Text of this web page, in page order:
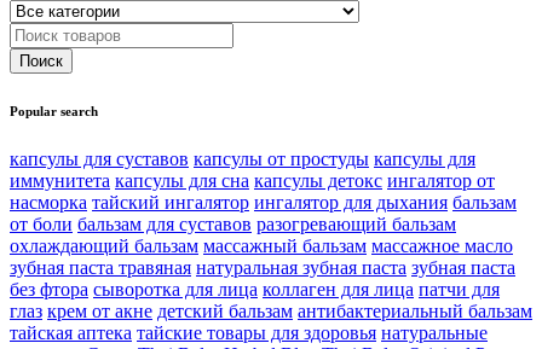
Popular search
капсулы для суставов капсулы от простуды капсулы для
иммунитета капсулы для сна капсулы детокс ингалятор от
насморка тайский ингалятор ингалятор для дыхания бальзам
от боли бальзам для суставов разогревающий бальзам
охлаждающий бальзам массажный бальзам массажное масло
зубная паста травяная натуральная зубная паста зубная паста
без фтора сыворотка для лица коллаген для лица патчи для
глаз крем от акне детский бальзам антибактериальный бальзам
тайская аптека тайские товары для здоровья натуральные